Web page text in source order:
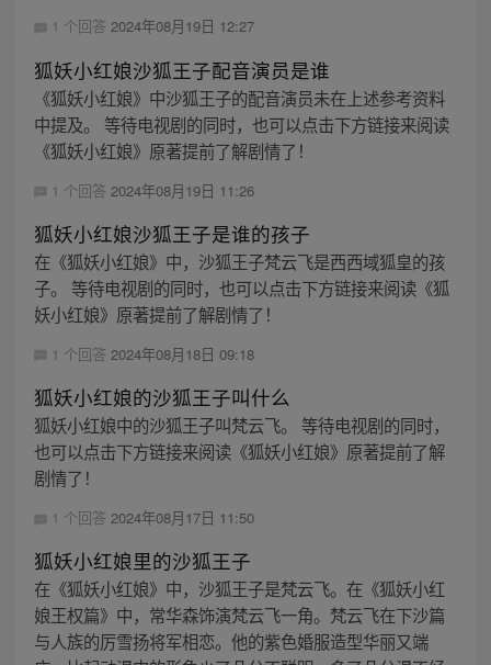
1 个回答 2024年08月19日 12:27
狐妖小红娘沙狐王子配音演员是谁
《狐妖小红娘》中沙狐王子的配音演员未在上述参考资料
中提及。 等待电视剧的同时，也可以点击下方链接来阅读
《狐妖小红娘》原著提前了解剧情了！
1 个回答 2024年08月19日 11:26
狐妖小红娘沙狐王子是谁的孩子
在《狐妖小红娘》中，沙狐王子梵云飞是西西域狐皇的孩
子。 等待电视剧的同时，也可以点击下方链接来阅读《狐
妖小红娘》原著提前了解剧情了！
1 个回答 2024年08月18日 09:18
狐妖小红娘的沙狐王子叫什么
狐妖小红娘中的沙狐王子叫梵云飞。 等待电视剧的同时，
也可以点击下方链接来阅读《狐妖小红娘》原著提前了解
剧情了！
1 个回答 2024年08月17日 11:50
狐妖小红娘里的沙狐王子
在《狐妖小红娘》中，沙狐王子是梵云飞。在《狐妖小红
娘王权篇》中，常华森饰演梵云飞一角。梵云飞在下沙篇
与人族的厉雪扬将军相恋。他的紫色婚服造型华丽又端